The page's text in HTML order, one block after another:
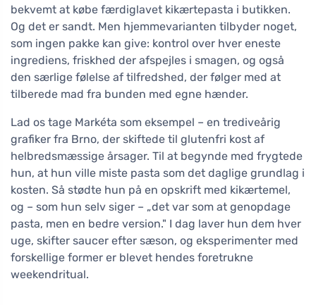
bekvemt at købe færdiglavet kikærtepasta i butikken.
Og det er sandt. Men hjemmevarianten tilbyder noget,
som ingen pakke kan give: kontrol over hver eneste
ingrediens, friskhed der afspejles i smagen, og også
den særlige følelse af tilfredshed, der følger med at
tilberede mad fra bunden med egne hænder.
Lad os tage Markéta som eksempel – en trediveårig
grafiker fra Brno, der skiftede til glutenfri kost af
helbredsmæssige årsager. Til at begynde med frygtede
hun, at hun ville miste pasta som det daglige grundlag i
kosten. Så stødte hun på en opskrift med kikærtemel,
og – som hun selv siger – „det var som at genopdage
pasta, men en bedre version." I dag laver hun dem hver
uge, skifter saucer efter sæson, og eksperimenter med
forskellige former er blevet hendes foretrukne
weekendritual.